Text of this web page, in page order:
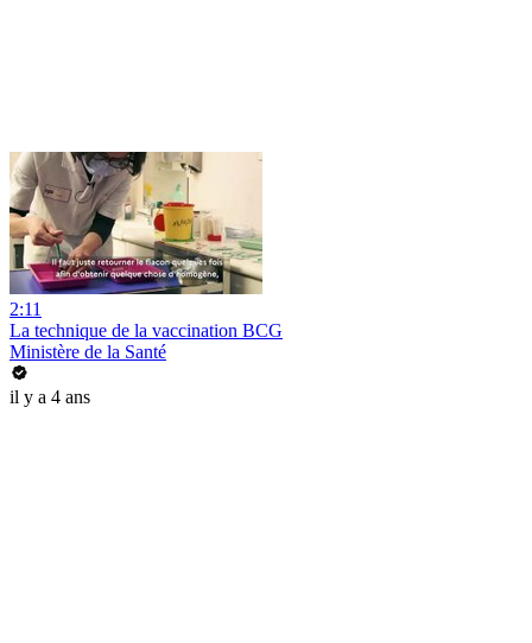
2:11
La technique de la vaccination BCG
Ministère de la Santé
il y a 4 ans